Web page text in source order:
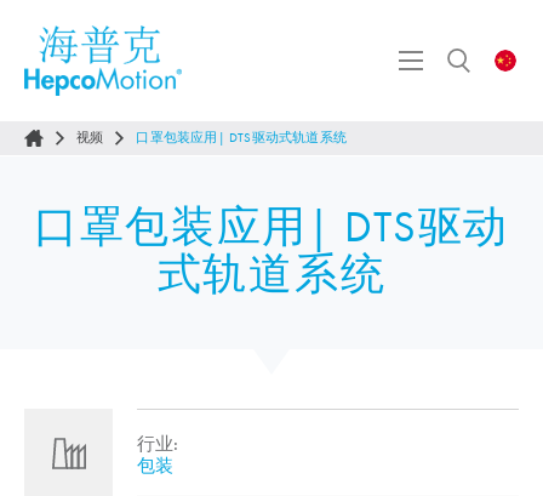
视频 口罩包装应用| DTS驱动式轨道系统
口罩包装应用| DTS驱动
式轨道系统
行业:
包装